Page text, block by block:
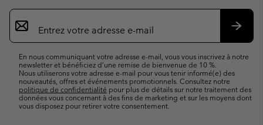
Inscription
par
e-
En nous communiquant votre adresse e-mail, vous vous inscrivez à notre
newsletter et bénéficiez d’une remise de bienvenue de 10 %.
Nous utiliserons votre adresse e-mail pour vous tenir informé(e) des
nouveautés, offres et événements promotionnels. Consultez notre
politique de confidentialité pour plus de détails sur notre traitement des
données vous concernant à des fins de marketing et sur les moyens dont
vous disposez pour retirer votre consentement.